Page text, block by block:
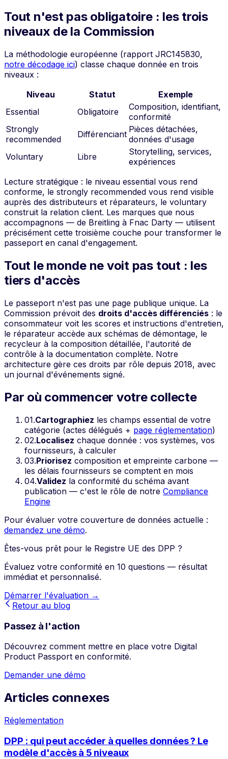
Tout n'est pas obligatoire : les trois
niveaux de la Commission
La méthodologie européenne (rapport JRC145830,
notre décodage ici) classe chaque donnée en trois
niveaux :
Niveau
Statut
Exemple
Essential
Obligatoire
Composition, identifiant,
conformité
Strongly
recommended
Différenciant Pièces détachées,
données d'usage
Voluntary
Libre
Storytelling, services,
expériences
Lecture stratégique : le niveau essential vous rend
conforme, le strongly recommended vous rend visible
auprès des distributeurs et réparateurs, le voluntary
construit la relation client. Les marques que nous
accompagnons — de Breitling à Fnac Darty — utilisent
précisément cette troisième couche pour transformer le
passeport en canal d'engagement.
Tout le monde ne voit pas tout : les
tiers d'accès
Le passeport n'est pas une page publique unique. La
Commission prévoit des droits d'accès différenciés : le
consommateur voit les scores et instructions d'entretien,
le réparateur accède aux schémas de démontage, le
recycleur à la composition détaillée, l'autorité de
contrôle à la documentation complète. Notre
architecture gère ces droits par rôle depuis 2018, avec
un journal d'événements signé.
Par où commencer votre collecte
01.Cartographiez les champs essential de votre
catégorie (actes délégués + page réglementation)
02.Localisez chaque donnée : vos systèmes, vos
fournisseurs, à calculer
03.Priorisez composition et empreinte carbone —
les délais fournisseurs se comptent en mois
04.Validez la conformité du schéma avant
publication — c'est le rôle de notre Compliance
Engine
Pour évaluer votre couverture de données actuelle :
demandez une démo.
Êtes-vous prêt pour le Registre UE des DPP ?
Évaluez votre conformité en 10 questions — résultat
immédiat et personnalisé.
Démarrer l'évaluation →
Retour au blog
Passez à l'action
Découvrez comment mettre en place votre Digital
Product Passport en conformité.
Demander une démo
Articles connexes
Réglementation
DPP : qui peut accéder à quelles données ? Le
modèle d'accès à 5 niveaux